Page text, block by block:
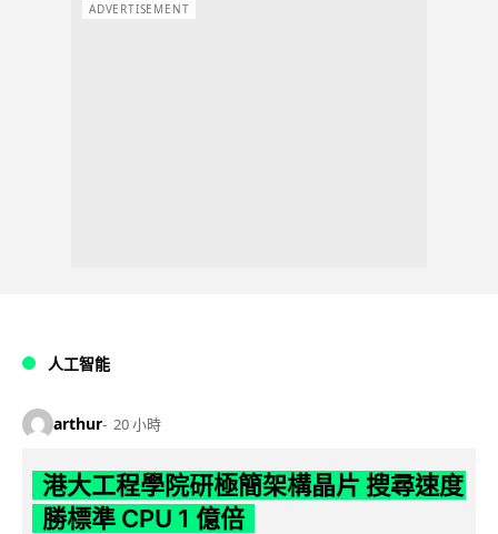
ADVERTISEMENT
人工智能
arthur 20 小時
港大工程學院研極簡架構晶片 搜尋速度
勝標準 CPU 1 億倍